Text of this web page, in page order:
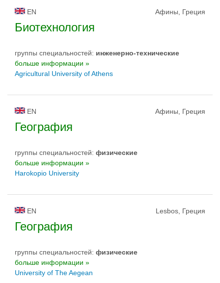
EN Афины, Греция
Биотехнология
группы специальностей: инженерно-техническиe
больше информации »
Agricultural University of Athens
EN Афины, Греция
География
группы специальностей: физическиe
больше информации »
Harokopio University
EN Lesbos, Греция
География
группы специальностей: физическиe
больше информации »
University of The Aegean